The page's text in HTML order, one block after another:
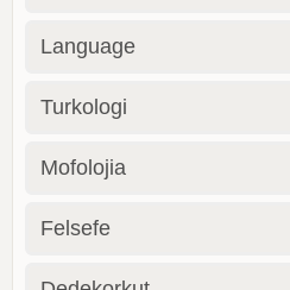
Language
Turkologi
Mofolojia
Felsefe